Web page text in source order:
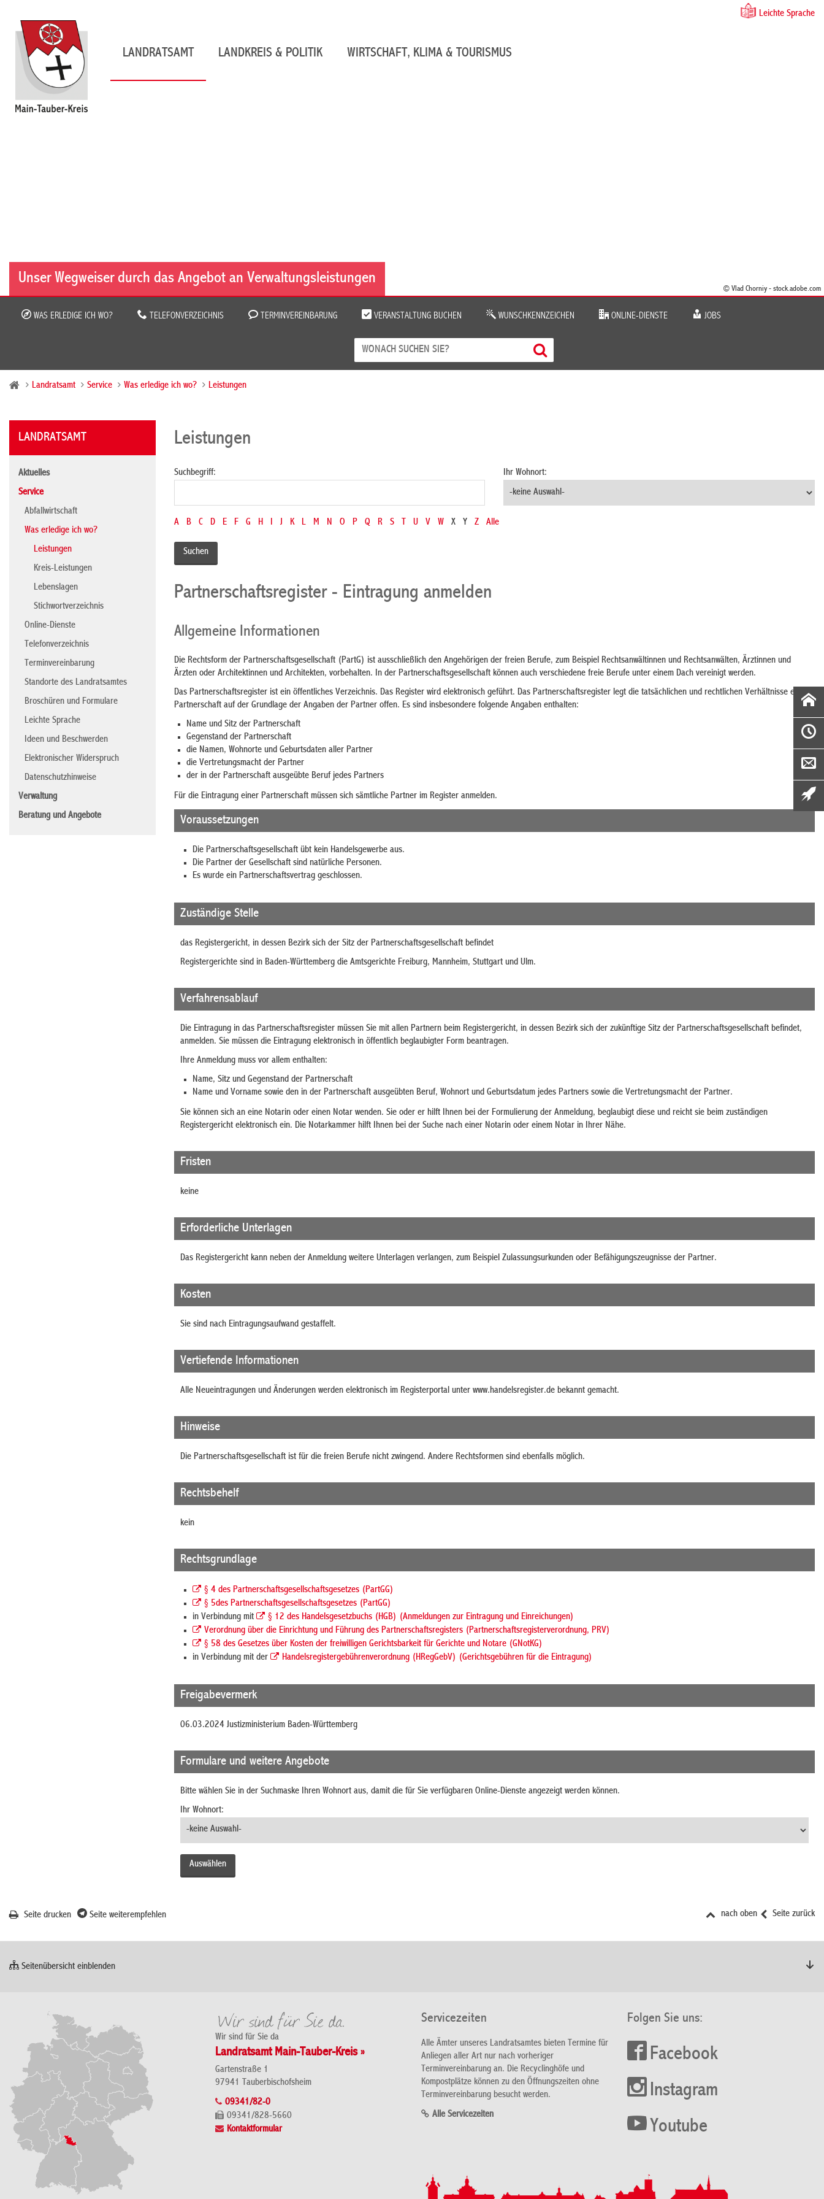
Leichte Sprache
LANDRATSAMT LANDKREIS & POLITIK WIRTSCHAFT, KLIMA & TOURISMUS
Unser Wegweiser durch das Angebot an Verwaltungsleistungen
© Vlad Chorniy - stock.adobe.com
WAS ERLEDIGE ICH WO? TELEFONVERZEICHNIS TERMINVEREINBARUNG VERANSTALTUNG BUCHEN WUNSCHKENNZEICHEN ONLINE-DIENSTE JOBS
Landratsamt Service Was erledige ich wo? Leistungen
LANDRATSAMT
Aktuelles
Service
Abfallwirtschaft
Was erledige ich wo?
Leistungen
Kreis-Leistungen
Lebenslagen
Stichwortverzeichnis
Online-Dienste
Telefonverzeichnis
Terminvereinbarung
Standorte des Landratsamtes
Broschüren und Formulare
Leichte Sprache
Ideen und Beschwerden
Elektronischer Widerspruch
Datenschutzhinweise
Verwaltung
Beratung und Angebote
Leistungen
Suchbegriff: Ihr Wohnort:
A B C D E F G H I J K L M N O P Q R S T U V W X Y Z Alle
Partnerschaftsregister - Eintragung anmelden
Allgemeine Informationen
Die Rechtsform der Partnerschaftsgesellschaft (PartG) ist ausschließlich den Angehörigen der freien Berufe, zum Beispiel Rechtsanwältinnen und Rechtsanwälten, Ärztinnen und
Ärzten oder Architektinnen und Architekten, vorbehalten. In der Partnerschaftsgesellschaft können auch verschiedene freie Berufe unter einem Dach vereinigt werden.
Das Partnerschaftsregister ist ein öffentliches Verzeichnis. Das Register wird elektronisch geführt. Das Partnerschaftsregister legt die tatsächlichen und rechtlichen Verhältnisse einer
Partnerschaft auf der Grundlage der Angaben der Partner offen. Es sind insbesondere folgende Angaben enthalten:
Name und Sitz der Partnerschaft
Gegenstand der Partnerschaft
die Namen, Wohnorte und Geburtsdaten aller Partner
die Vertretungsmacht der Partner
der in der Partnerschaft ausgeübte Beruf jedes Partners
Für die Eintragung einer Partnerschaft müssen sich sämtliche Partner im Register anmelden.
Voraussetzungen
Die Partnerschaftsgesellschaft übt kein Handelsgewerbe aus.
Die Partner der Gesellschaft sind natürliche Personen.
Es wurde ein Partnerschaftsvertrag geschlossen.
Zuständige Stelle
das Registergericht, in dessen Bezirk sich der Sitz der Partnerschaftsgesellschaft befindet
Registergerichte sind in Baden-Württemberg die Amtsgerichte Freiburg, Mannheim, Stuttgart und Ulm.
Verfahrensablauf
Die Eintragung in das Partnerschaftsregister müssen Sie mit allen Partnern beim Registergericht, in dessen Bezirk sich der zukünftige Sitz der Partnerschaftsgesellschaft befindet,
anmelden. Sie müssen die Eintragung elektronisch in öffentlich beglaubigter Form beantragen.
Ihre Anmeldung muss vor allem enthalten:
Name, Sitz und Gegenstand der Partnerschaft
Name und Vorname sowie den in der Partnerschaft ausgeübten Beruf, Wohnort und Geburtsdatum jedes Partners sowie die Vertretungsmacht der Partner.
Sie können sich an eine Notarin oder einen Notar wenden. Sie oder er hilft Ihnen bei der Formulierung der Anmeldung, beglaubigt diese und reicht sie beim zuständigen
Registergericht elektronisch ein. Die Notarkammerhilft Ihnen bei der Suche nach einer Notarin oder einem Notar in Ihrer Nähe.
Fristen
keine
Erforderliche Unterlagen
Das Registergericht kann neben der Anmeldung weitere Unterlagen verlangen, zum Beispiel Zulassungsurkunden oder Befähigungszeugnisse der Partner.
Kosten
Sie sind nach Eintragungsaufwand gestaffelt.
Vertiefende Informationen
Alle Neueintragungen und Änderungen werden elektronisch im Registerportal unter www.handelsregister.debekannt gemacht.
Hinweise
Die Partnerschaftsgesellschaft ist für die freien Berufe nicht zwingend. Andere Rechtsformen sind ebenfalls möglich.
Rechtsbehelf
kein
Rechtsgrundlage
§ 4 des Partnerschaftsgesellschaftsgesetzes (PartGG)
§ 5des Partnerschaftsgesellschaftsgesetzes (PartGG)
in Verbindung mit
§ 12 des Handelsgesetzbuchs (HGB) (Anmeldungen zur Eintragung und Einreichungen)
Verordnung über die Einrichtung und Führung des Partnerschaftsregisters (Partnerschaftsregisterverordnung, PRV)
§ 58 des Gesetzes über Kosten der freiwilligen Gerichtsbarkeit für Gerichte und Notare (GNotKG)
in Verbindung mit der
Handelsregistergebührenverordnung (HRegGebV) (Gerichtsgebühren für die Eintragung)
Freigabevermerk
06.03.2024Justizministerium Baden-Württemberg
Formulare und weitere Angebote
Bitte wählen Sie in der Suchmaske Ihren Wohnort aus, damit die für Sie verfügbaren Online-Dienste angezeigt werden können.
Ihr Wohnort:
Seite zurück
nach oben
Seite drucken Seite weiterempfehlen
Seitenübersicht einblenden
Wir sind für Sie da
Landratsamt Main-Tauber-Kreis »
Gartenstraße 1
97941 Tauberbischofsheim
09341/82-0
09341/828-5660
Kontaktformular
Servicezeiten
Alle Ämter unseres Landratsamtes bieten Termine für
Anliegen aller Art nur nach vorheriger
Terminvereinbarung an. Die Recyclinghöfe und
Kompostplätze können zu den Öffnungszeiten ohne
Terminvereinbarung besucht werden.
Alle Servicezeiten
Folgen Sie uns:
Facebook
Instagram
Youtube